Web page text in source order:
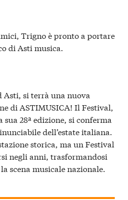
Trigno è pronto a portare
di Asti musica.
Asti, si terrà una nuova
di ASTIMUSICA! Il Festival,
sua 28ª edizione, si conferma
dell’estate italiana.
storica, ma un Festival
negli anni, trasformandosi
scena musicale nazionale.